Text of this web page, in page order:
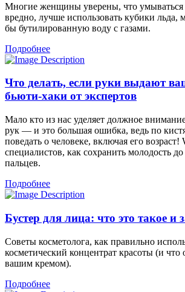
Многие женщины уверены, что умываться
вредно, лучше использовать кубики льда,
бы бутилированную воду с газами.
Подробнее
Что делать, если руки выдают
бьюти-хаки от экспертов
Мало кто из нас уделяет должное
рук — и это большая ошибка, ведь по
поведать о человеке, включая его возраст!
специалистов, как сохранить молодость
пальцев.
Подробнее
Бустер для лица: что это такое и
Советы косметолога, как правильно
косметический концентрат красоты (и что
вашим кремом).
Подробнее